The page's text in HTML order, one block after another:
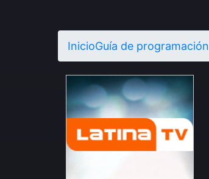
InicioGuía de programación